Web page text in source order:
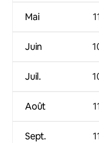
Mai
Juin
Juil.
Août
Sept.